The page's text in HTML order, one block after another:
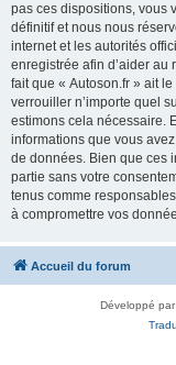
pas ces dispositions, vous
définitif et nous nous
internet et les autorités
enregistrée afin d’aider au
fait que « Autoson.fr » ait
verrouiller n’importe quel
estimons cela nécessaire.
informations que vous
de données. Bien que ces
partie sans votre
tenus comme
à compromettre vos
Accueil du forum
Développé par